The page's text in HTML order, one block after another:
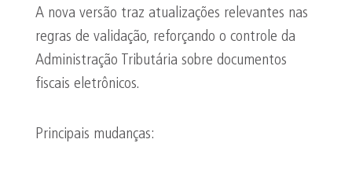
A nova versão traz atualizações relevantes nas
regras de validação, reforçando o controle da
Administração Tributária sobre documentos
fiscais eletrônicos.
Principais mudanças: